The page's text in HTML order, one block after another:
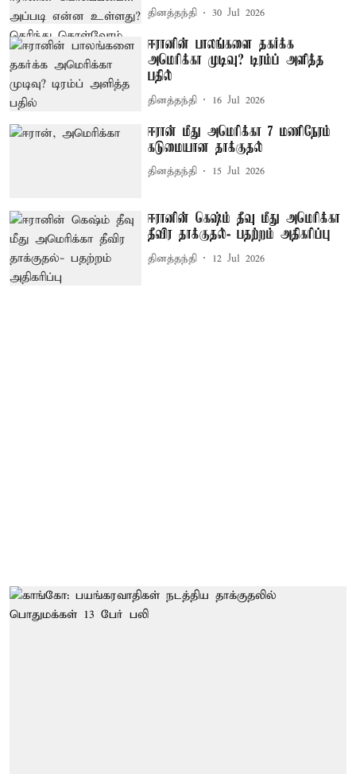
தினத்தந்தி 30 Jul 2026
ஈரானின் பாலங்களை தகர்க்க
அமெரிக்கா முடிவு? டிரம்ப் அளித்த
பதில்
தினத்தந்தி 16 Jul 2026
ஈரான் மீது அமெரிக்கா 7 மணிநேரம்
கடுமையான தாக்குதல்
தினத்தந்தி 15 Jul 2026
ஈரானின் கெஷ்ம் தீவு மீது அமெரிக்கா
தீவிர தாக்குதல்- பதற்றம் அதிகரிப்பு
தினத்தந்தி 12 Jul 2026